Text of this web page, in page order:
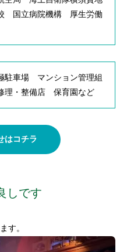
国立病院機構 厚生労働
車場 マンション管理組
・整備店 保育園など
はコチラ
しです
す。